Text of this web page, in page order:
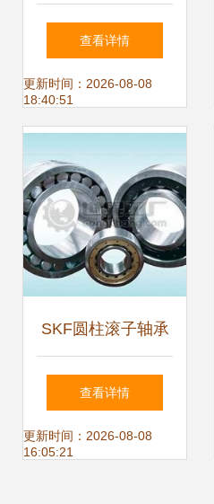
6403轴承·品质如
新，超值底价速抢
— 实力源厂价直供
天津闽业机电设备
查看详情
更新时间：2026-08-08
18:40:51
SKF圆柱滚子轴承
UN2208E 高端制
造的精密之选
查看详情
更新时间：2026-08-08
16:05:21